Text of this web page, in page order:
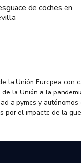
de coches en
la Unión Europea con
la Unión a la
a pymes y
el impacto de la